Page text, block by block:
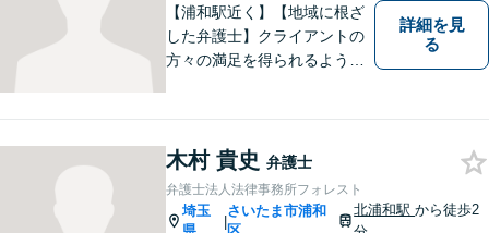
【浦和駅近く】【地域に根ざ
した弁護士】クライアントの
方々の満足を得られるよう最
応可能。【明確な料金体系】
法律トラブルでお悩みの方
は、どうぞお気軽にご相談く
ださい。
詳細を見
る
木村 貴史 弁護士
弁護士法人法律事務所フォレスト
埼玉
|
さいたま市浦和
北浦和駅から徒歩2